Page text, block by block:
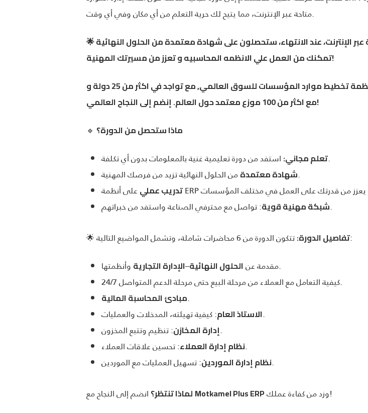
متاحة عبر الإنترنت، مما يتيح لك حرية التعلم من أي مكان وفي أي وقت.
🌟 فرصتك الذهبية للتعلم والتطور من خلال تجربة تعليمية ثرية عبر الإنترنت، عند الانتهاء، ستحصلون على شهادة معتمدة من الحلول النهائية
تمكنك من العمل علي الانظمه المحاسبيه و تعزز من مسيرتك المهنية!
شركة الحلول النهائية ألتمت متخصصة في صناعه و تطوير أنظمة تخطيط موارد المؤسسات للسوق العالمي, مع تواجد في اكثر من 25 دولة و
مع اكثر من 100 موزع معتمد حول العالم. إنضم إلى النجاح العالمي!
🔹 ماذا ستحصل من الدورة؟
تعلم مجاني:استفد من دورة تعليمية غنية بالمعلومات بدون أي تكلفة.
شهادة معتمدةمن الحلول النهائية تزيد من فرصك المهنية.
تدريب عملي
شبكة مهنية قوية: تواصل مع محترفي الصناعة واستفد من خبراتهم.
🌟
تفاصيل الدورة:تتكون الدورة من 6 محاضرات شاملة، وتشمل المواضيع التالية:
مقدمة عنالحلول النهائية–الإدارة التجارية
وأنظمتها.
كيفية التعامل مع العملاء من مرحلة البيع حتى مرحلة الدعم المتواصل 24/7.
مبادئ المحاسبة المالية.
الاستاذ العام: كيفية تهيئته، المدخلات والعمليات.
إدارة المخازن: تنظيم وتتبع المخزون.
نظام إدارة العملاء: تحسين علاقات العملاء.
نظام إدارة الموردين: تسهيل العمليات مع الموردين.
لماذا تنتظر؟ Motkamel Plus ERP
وزد من كفاءة عملك!